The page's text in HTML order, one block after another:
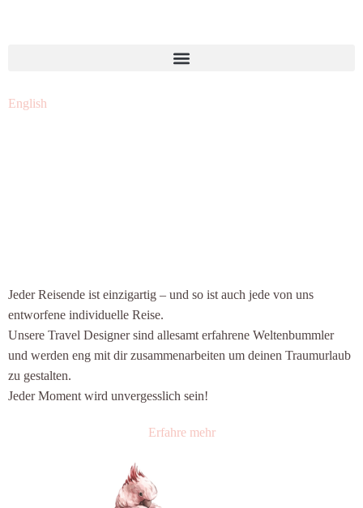
English
Jeder Reisende ist einzigartig – und so ist auch jede von uns
entworfene individuelle Reise.
Unsere Travel Designer sind allesamt erfahrene Weltenbummler
und werden eng mit dir zusammenarbeiten um deinen Traumurlaub
zu gestalten.
Jeder Moment wird unvergesslich sein!
Erfahre mehr